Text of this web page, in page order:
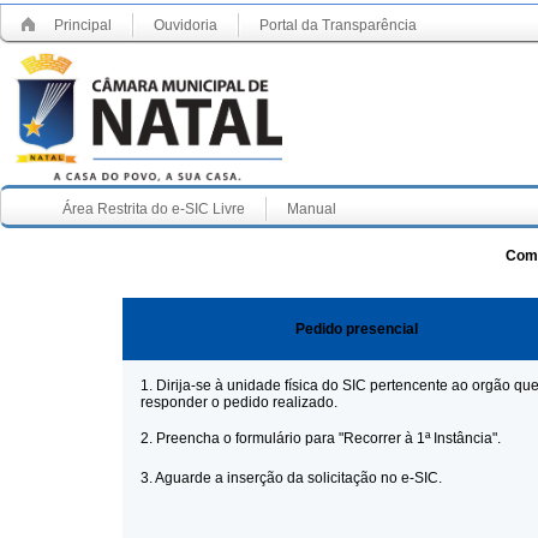
Principal Ouvidoria Portal da Transparência
Área Restrita do e-SIC Livre Manual
Pedido presencial
1. Dirija-se à unidade física do SIC pertencente ao orgão
responder o pedido realizado.
2. Preencha o formulário para "Recorrer à 1ª Instância".
3. Aguarde a inserção da solicitação no e-SIC.